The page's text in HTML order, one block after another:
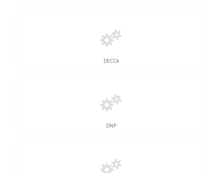
DECCA
DNP